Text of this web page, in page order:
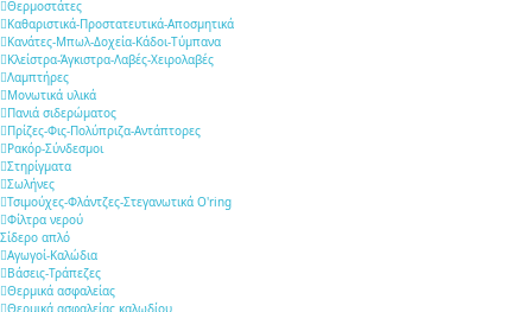
Θερμοστάτες
Καθαριστικά-Προστατευτικά-Αποσμητικά
Κανάτες-Μπωλ-Δοχεία-Κάδοι-Τύμπανα
Κλείστρα-Άγκιστρα-Λαβές-Χειρολαβές
Λαμπτήρες
Μονωτικά υλικά
Πανιά σιδερώματος
Πρίζες-Φις-Πολύπριζα-Αντάπτορες
Ρακόρ-Σύνδεσμοι
Στηρίγματα
Σωλήνες
Τσιμούχες-Φλάντζες-Στεγανωτικά O'ring
Φίλτρα νερού
Σίδερο απλό
Αγωγοί-Καλώδια
Βάσεις-Τράπεζες
Θερμικά ασφαλείας
Θερμικά ασφαλείας καλωδίου